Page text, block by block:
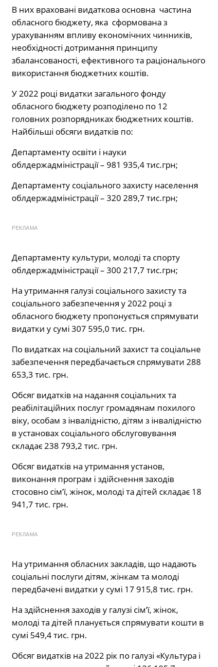
В них враховані видаткова основна частина
обласного бюджету, яка сформована з
урахуванням впливу економічних чинників,
необхідності дотримання принципу
збалансованості, ефективного та раціонального
використання бюджетних коштів.
У 2022 році видатки загального фонду
обласного бюджету розподілено по 12
головних розпорядниках бюджетних коштів.
Найбільші обсяги видатків по:
Департаменту освіти і науки
облдержадміністрації – 981 935,4 тис.грн;
Департаменту соціального захисту населення
облдержадміністрації – 320 289,7 тис.грн;
РЕКЛАМА
Департаменту культури, молоді та спорту
облдержадміністрації – 300 217,7 тис.грн;
На утримання галузі соціального захисту та
соціального забезпечення у 2022 році з
обласного бюджету пропонується спрямувати
видатки у сумі 307 595,0 тис. грн.
По видатках на соціальний захист та соціальне
забезпечення передбачається спрямувати 288
653,3 тис. грн.
Обсяг видатків на надання соціальних та
реабілітаційних послуг громадянам похилого
віку, особам з інвалідністю, дітям з інвалідністю
в установах соціального обслуговування
складає 238 793,2 тис. грн.
Обсяг видатків на утримання установ,
виконання програм і здійснення заходів
стосовно сім’ї, жінок, молоді та дітей складає 18
941,7 тис. грн.
РЕКЛАМА
На утримання обласних закладів, що надають
соціальні послуги дітям, жінкам та молоді
передбачені видатки у сумі 17 915,8 тис. грн.
На здійснення заходів у галузі сім’ї, жінок,
молоді та дітей планується спрямувати кошти в
сумі 549,4 тис. грн.
Обсяг видатків на 2022 рік по галузі «Культура і